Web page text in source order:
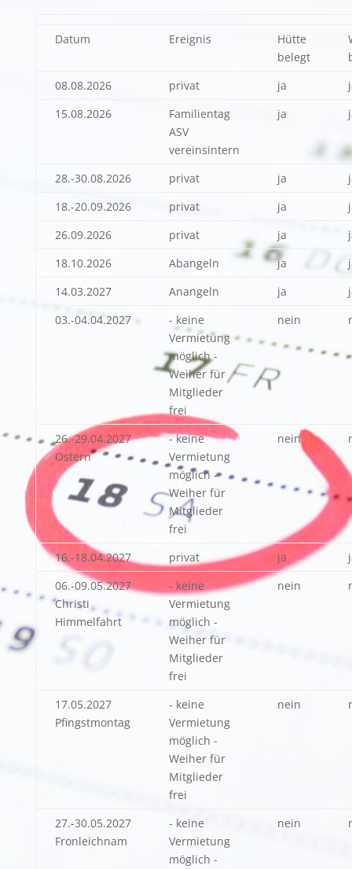
Datum Ereignis
Hütte
belegt
08.08.2026
privat ja
15.08.2026
Familientag
ASV
vereinsintern
ja
28.-30.08.2026 privat ja
18.-20.09.2026
privat ja
26.09.2026
privat ja
18.10.2026
Abangeln ja
14.03.2027
Anangeln ja
03.-04.04.2027
- keine
Vermietung
möglich -
Weiher für
Mitglieder
frei
nein
26.-29.04.2027
Ostern
- keine
Vermietung
möglich -
Weiher für
Mitglieder
frei
nein
16.-18.04.2027 privat ja
06.-09.05.2027
Christi
Himmelfahrt
- keine
Vermietung
möglich -
Weiher für
Mitglieder
frei
nein
17.05.2027
Pfingstmontag
- keine
Vermietung
möglich -
Weiher für
Mitglieder
frei
nein
27.-30.05.2027
Fronleichnam
- keine
Vermietung
möglich -
nein